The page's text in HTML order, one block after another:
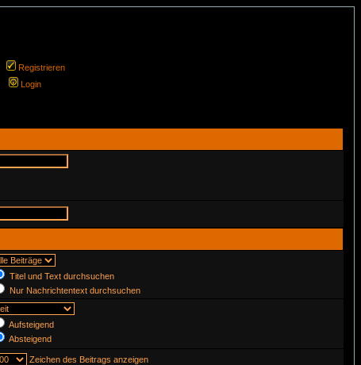
Registrieren
Login
Titel und Text durchsuchen
Nur Nachrichtentext durchsuchen
Aufsteigend
Absteigend
Zeichen des Beitrags anzeigen